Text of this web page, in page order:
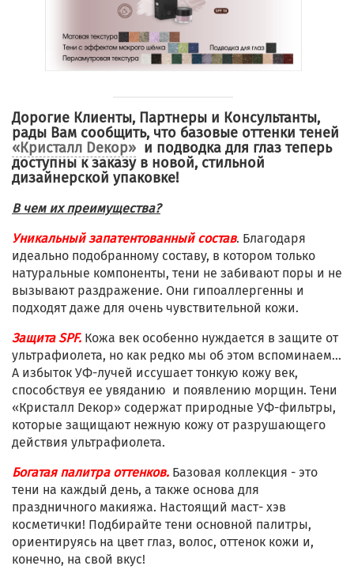
Дорогие Клиенты, Партнеры и Консультанты,
рады Вам сообщить, что базовые оттенки теней
«Кристалл Dекор» и подводка для глаз теперь
доступны к заказу в новой, стильной
дизайнерской упаковке!
В чем их преимущества?
Уникальный запатентованный состав. Благодаря
идеально подобранному составу, в котором только
натуральные компоненты, тени не забивают поры и не
вызывают раздражение. Они гипоаллергенны и
подходят даже для очень чувствительной кожи.
Защита SPF. Кожа век особенно нуждается в защите от
ультрафиолета, но как редко мы об этом вспоминаем...
А избыток УФ-лучей иссушает тонкую кожу век,
способствуя ее увяданию и появлению морщин. Тени
«Кристалл Dекор» содержат природные УФ-фильтры,
которые защищают нежную кожу от разрушающего
действия ультрафиолета.
Богатая палитра оттенков. Базовая коллекция - это
тени на каждый день, а также основа для
праздничного макияжа. Настоящий маст- хэв
косметички! Подбирайте тени основной палитры,
ориентируясь на цвет глаз, волос, оттенок кожи и,
конечно, на свой вкус!